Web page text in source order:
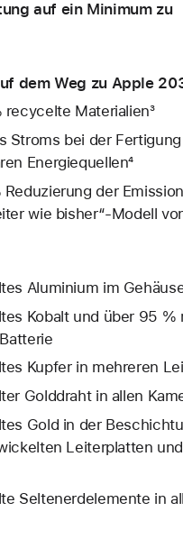
auf ein Minimum zu
dem Weg zu Apple
Materialien³
Stroms bei der
Energiequellen⁴
der
wie bisher“-Modell
Aluminium im
Kobalt und über 95 %
Kupfer in mehreren
Golddraht in allen
Gold in der
Leiterplatten
Seltenerd­elemente in